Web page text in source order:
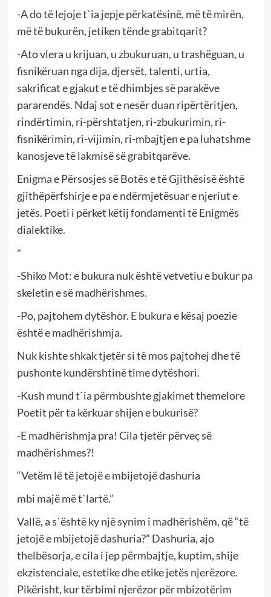
-A do të lejoje t`ia jepje përkatësinë, më të mirën,
më të bukurën, jetiken tënde grabitqarit?
-Ato vlera u krijuan, u zbukuruan, u trashëguan, u
fisnikëruan nga dija, djersët, talenti, urtia,
sakrificat e gjakut e të dhimbjes së parakëve
pararendës. Ndaj sot e nesër duan ripërtëritjen,
rindërtimin, ri-përshtatjen, ri-zbukurimin, ri-
fisnikërimin, ri-vijimin, ri-mbajtjen e pa luhatshme
kanosjeve të lakmisë së grabitqarëve.
Enigma e Përsosjes së Botës e të Gjithësisë është
gjithëpërfshirje e pa e ndërmjetësuar e njeriut e
jetës. Poeti i përket këtij fondamenti të Enigmës
dialektike.
*
-Shiko Mot: e bukura nuk është vetvetiu e bukur pa
skeletin e së madhërishmes.
-Po, pajtohem dytëshor. E bukura e kësaj poezie
është e madhërishmja.
Nuk kishte shkak tjetër si të mos pajtohej dhe të
pushonte kundërshtinë time dytëshori.
-Kush mund t`ia përmbushte gjakimet themelore
Poetit për ta kërkuar shijen e bukurisë?
-E madhërishmja pra! Cila tjetër përveç së
madhërishmes?!
“Vetëm lë të jetojë e mbijetojë dashuria
mbi majë më t`lartë.”
Vallë, a s`është ky një synim i madhërishëm, që “të
jetojë e mbijetojë dashuria?” Dashuria, ajo
thelbësorja, e cila i jep përmbajtje, kuptim, shije
ekzistenciale, estetike dhe etike jetës njerëzore.
Pikërisht, kur tërbimi njerëzor për mbizotërim